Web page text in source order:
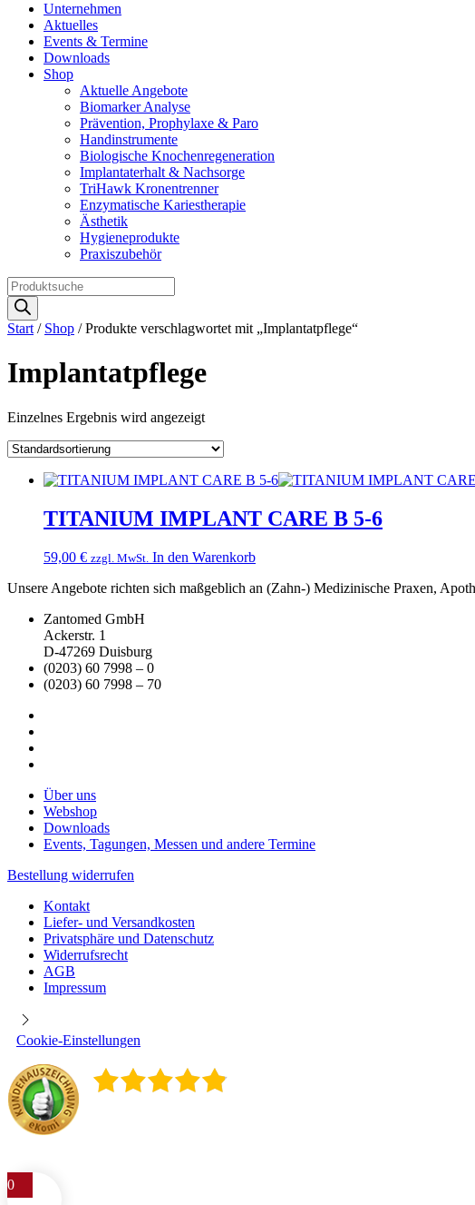
Unternehmen
Aktuelles
Events & Termine
Downloads
Shop
Aktuelle Angebote
Biomarker Analyse
Prävention, Prophylaxe & Paro
Handinstrumente
Biologische Knochenregeneration
Implantaterhalt & Nachsorge
TriHawk Kronentrenner
Enzymatische Kariestherapie
Ästhetik
Hygieneprodukte
Praxiszubehör
Products
search
Start / Shop / Produkte verschlagwortet mit „Implantatpflege“
Implantatpflege
Einzelnes Ergebnis wird angezeigt
TITANIUM IMPLANT CARE B 5-6
59,00 € zzgl. MwSt. In den Warenkorb
Unsere Angebote richten sich maßgeblich an (Zahn-) Medizinische Praxen,
Zantomed GmbH
Ackerstr. 1
D-47269 Duisburg
(0203) 60 7998 – 0
(0203) 60 7998 – 70
Über uns
Webshop
Downloads
Events, Tagungen, Messen und andere Termine
Bestellung widerrufen
Kontakt
Liefer- und Versandkosten
Privatsphäre und Datenschutz
Widerrufsrecht
AGB
Impressum
Cookie-Einstellungen
0